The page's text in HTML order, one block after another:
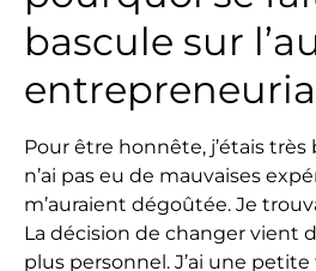
bascule sur
Pour être honnête, j’étais très
n’ai pas eu de mauvaises
m’auraient dégoûtée. Je
La décision de changer vient
plus personnel. J’ai une